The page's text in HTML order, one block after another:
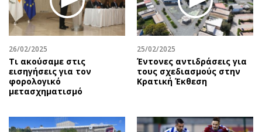
26/02/2025
Τι ακούσαμε στις
εισηγήσεις για τον
φορολογικό
μετασχηματισμό
25/02/2025
Έντονες αντιδράσεις για
τους σχεδιασμούς στην
Κρατική Έκθεση